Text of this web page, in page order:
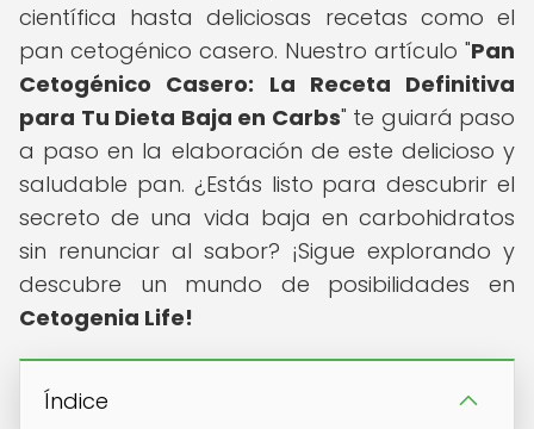
científica hasta deliciosas recetas como el
pan cetogénico casero. Nuestro artículo "Pan
Cetogénico Casero: La Receta Definitiva
para Tu Dieta Baja en Carbs" te guiará paso
a paso en la elaboración de este delicioso y
saludable pan. ¿Estás listo para descubrir el
secreto de una vida baja en carbohidratos
sin renunciar al sabor? ¡Sigue explorando y
descubre un mundo de posibilidades en
Cetogenia Life!
Índice